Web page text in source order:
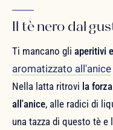
Il tè nero dal
Ti mancano gli aperitivi
aromatizzato all'anice
Nella latta ritrovi la
all'anice, alle radici di
una tazza di questo tè